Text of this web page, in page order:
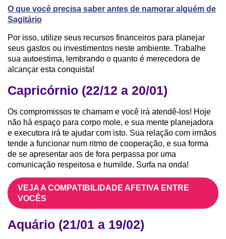
O que você precisa saber antes de namorar alguém de
Sagitário
Por isso, utilize seus recursos financeiros para planejar
seus gastos ou investimentos neste ambiente. Trabalhe
sua autoestima, lembrando o quanto é merecedora de
alcançar esta conquista!
Capricórnio (22/12 a 20/01)
Os compromissos te chamam e você irá atendê-los! Hoje
não há espaço para corpo mole, e sua mente planejadora
e executora irá te ajudar com isto. Sua relação com irmãos
tende a funcionar num ritmo de cooperação, e sua forma
de se apresentar aos de fora perpassa por uma
comunicação respeitosa e humilde. Surfa na onda!
VEJA A COMPATIBILIDADE AFETIVA ENTRE
VOCÊS
Aquário (21/01 a 19/02)